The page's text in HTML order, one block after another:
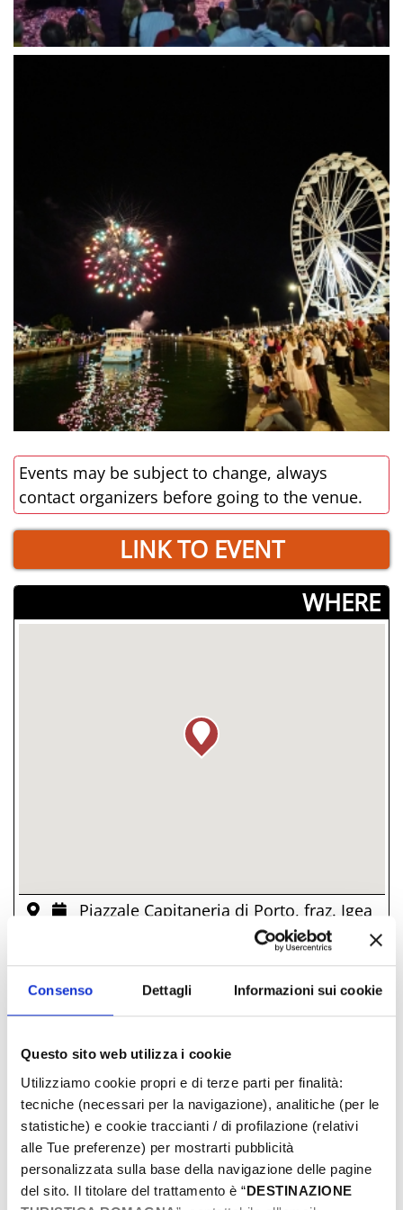
Consenso Dettagli Informazioni sui cookie
Questo sito web utilizza i cookie
Utilizziamo cookie propri e di terze parti per finalità:
tecniche (necessari per la navigazione), analitiche (per le
statistiche) e cookie traccianti / di profilazione (relativi
alle Tue preferenze) per mostrarti pubblicità
personalizzata sulla base della navigazione delle pagine
del sito. Il titolare del trattamento è “DESTINAZIONE
Events may be subject to change, always
contact organizers before going to the venue.
LINK TO EVENT
­WHERE
Piazzale Capitaneria di Porto, fraz. Igea
Marina, 47814, Bellaria-Igea Marina, (RN)
­ FREE
June-2026
Mon
Tue Wed Thu Fri Sat
Sun
01
02 03 04 05 06
07
10 11 13
15
16 17 18 19 20
21